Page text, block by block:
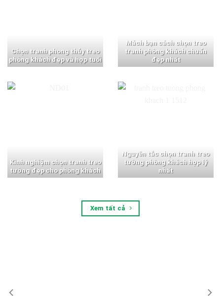
Chọn tranh phong thủy treo
phòng khách đẹp và hợp tuổi
Mách bạn cách chọn treo
tranh phòng khách chuẩn
đẹp nhất
Kinh nghiệm chọn tranh treo
tường đẹp cho phòng khách
Nguyên tắc chọn tranh treo
tường phòng khách hợp lý
nhất
Xem tất cả